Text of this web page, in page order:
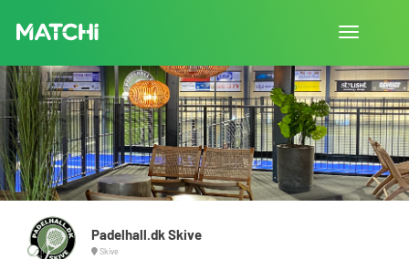
Toggla
Padelhall.dk Skive
Skive